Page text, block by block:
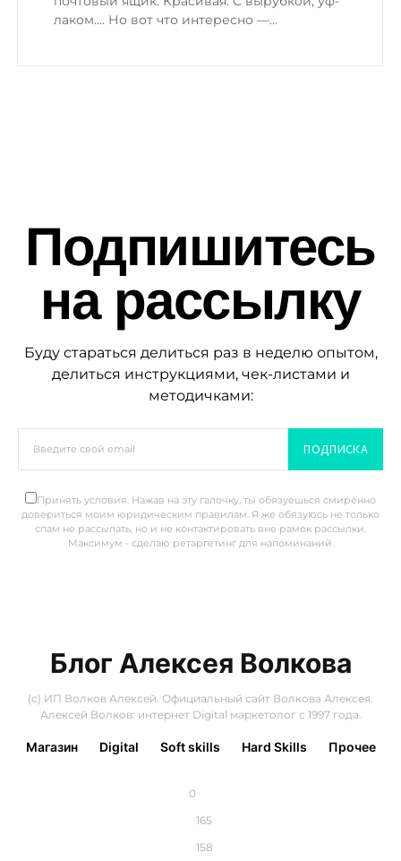
лаком…. Но вот что интересно —…
Подпишитесь
на рассылку
Буду стараться делиться раз в неделю опытом,
делиться инструкциями, чек-листами и
методичками:
ПОДПИСКА
Принять условия. Нажав на эту галочку, ты обязуешься смиренно
довериться моим юридическим правилам. Я же обязуюсь не только
спам не рассылать, но и не контактировать вне рамок рассылки.
Максимум - сделаю ретаргетинг для напоминаний.
Блог Алексея Волкова
(с) ИП Волков Алексей. Официальный сайт Волкова Алексея.
Алексей Волков: интернет Digital маркетолог с 1997 года.
0
165
158
Магазин Digital Soft skills Hard Skills Прочее